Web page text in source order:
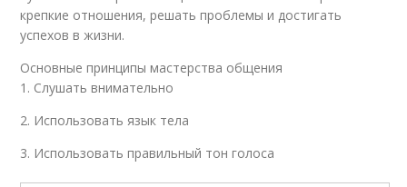
крепкие отношения, решать проблемы и достигать
успехов в жизни.
Основные принципы мастерства общения
1. Слушать внимательно
2. Использовать язык тела
3. Использовать правильный тон голоса